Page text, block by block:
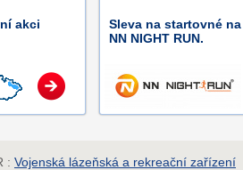
akci
Sleva na startovné
NN NIGHT RUN.
: Vojenská lázeňská a rekreační zařízení